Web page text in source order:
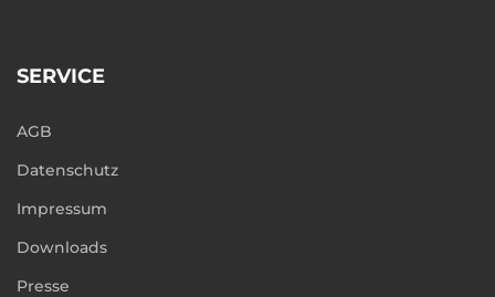
SERVICE
AGB
Datenschutz
Impressum
Downloads
Presse